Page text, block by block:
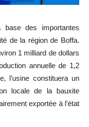
des importantes
de la région de Boffa.
1 milliard de dollars
annuelle de 1,2
l’usine constituera un
locale de la bauxite
exportée à l’état